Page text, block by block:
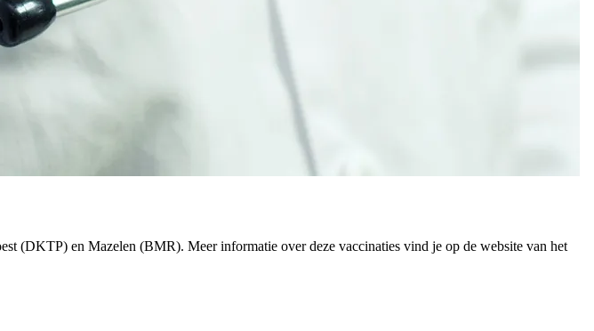
(DKTP) en Mazelen (BMR). Meer informatie over deze vaccinaties vind je op de website van het